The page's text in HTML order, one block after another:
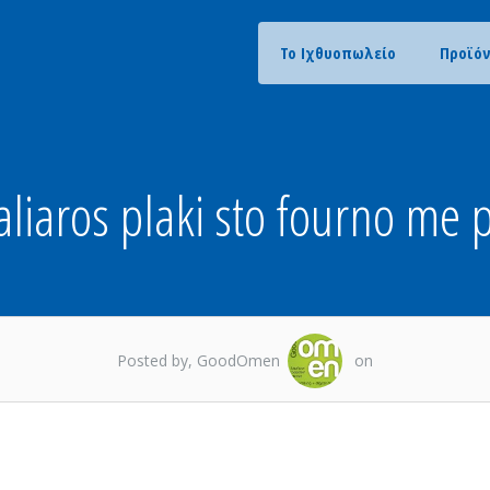
Το Ιχθυοπωλείο
plaki sto fourno me
Posted by, GoodOmen on